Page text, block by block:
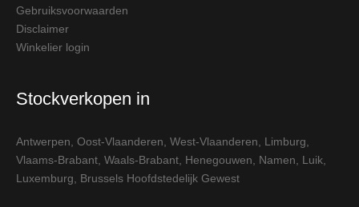
Gebruiksvoorwaarden
Disclaimer
Winkelier login
Stockverkopen in
Antwerpen Oost-Vlaanderen West-Vlaanderen Limburg
Vlaams-Brabant Waals-Brabant Henegouwen Namen Luik
Luxemburg
Brussels Hoofdstedelijk Gewest